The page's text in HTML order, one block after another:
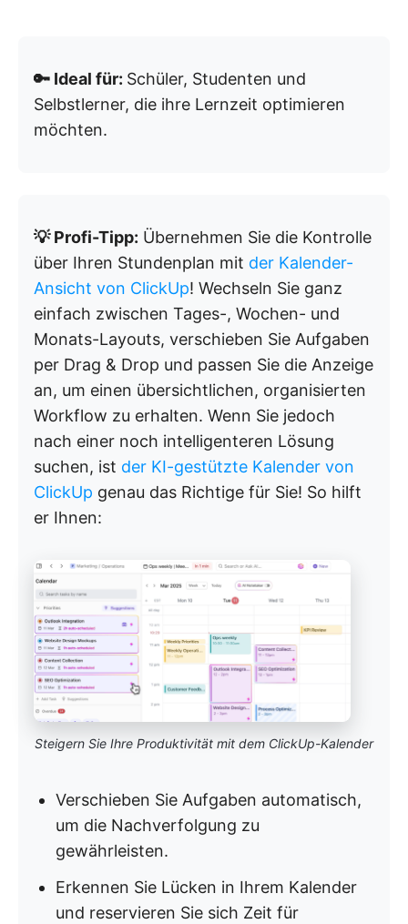
🔑 Ideal für: Schüler, Studenten und
Selbstlerner, die ihre Lernzeit optimieren
möchten.
💡 Profi-Tipp: Übernehmen Sie die Kontrolle
über Ihren Stundenplan mit der Kalender-
Ansicht von ClickUp! Wechseln Sie ganz
einfach zwischen Tages-, Wochen- und
Monats-Layouts, verschieben Sie Aufgaben
per Drag & Drop und passen Sie die Anzeige
an, um einen übersichtlichen, organisierten
Workflow zu erhalten. Wenn Sie jedoch
nach einer noch intelligenteren Lösung
suchen, ist der KI-gestützte Kalender von
ClickUp genau das Richtige für Sie! So hilft
er Ihnen:
Steigern Sie Ihre Produktivität mit dem ClickUp-Kalender
Verschieben Sie Aufgaben automatisch,
um die Nachverfolgung zu
gewährleisten.
Erkennen Sie Lücken in Ihrem Kalender
und reservieren Sie sich Zeit für